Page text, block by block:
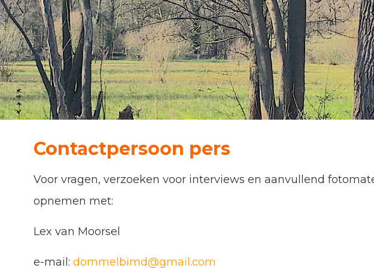
Contactpersoon pers
Voor vragen, verzoeken voor interviews en aanvullend
opnemen met:
Lex van Moorsel
e-mail: dommelbimd@gmail.com